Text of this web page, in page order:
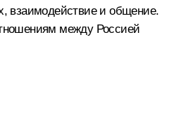
взаимодействие и общение.
между Россией